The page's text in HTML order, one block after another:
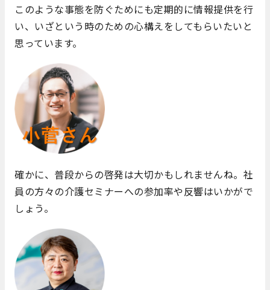
このような事態を防ぐためにも定期的に情報提供を行
い、いざという時のための心構えをしてもらいたいと
思っています。
確かに、普段からの啓発は大切かもしれませんね。社
員の方々の介護セミナーへの参加率や反響はいかがで
しょう。